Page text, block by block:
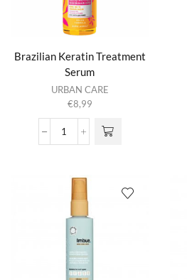
Brazilian Keratin Treatment
Serum
URBAN CARE
€8,99
Brazilian
Serum
aantal